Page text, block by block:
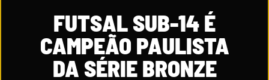
FUTSAL SUB-14 É
CAMPEÃO PAULISTA
DA SÉRIE BRONZE